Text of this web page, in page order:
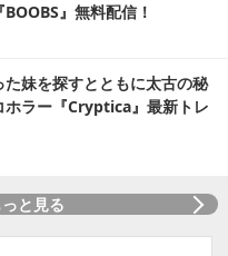
』無料配信！
妹を探すとともに太古の秘
ホラー『Cryptica』最新トレ
と見る